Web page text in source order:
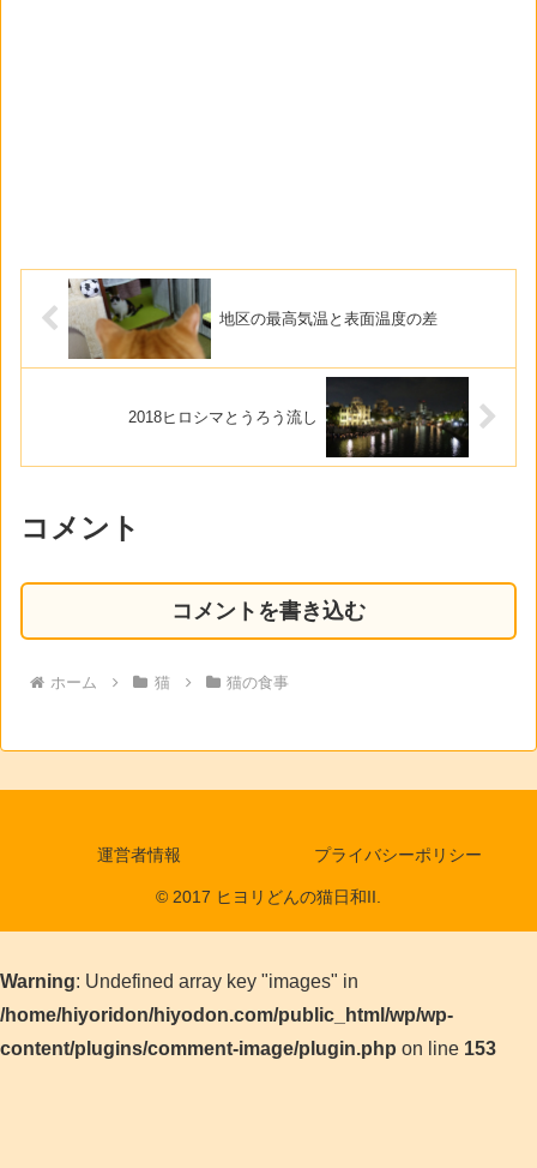
地区の最高気温と表面温度の差
2018ヒロシマとうろう流し
コメント
コメントを書き込む
ホーム 猫 猫の食事
運営者情報 プライバシーポリシー
© 2017 ヒヨリどんの猫日和II.
Warning: Undefined array key "images" in
/home/hiyoridon/hiyodon.com/public_html/wp/wp-
content/plugins/comment-image/plugin.php on line 153